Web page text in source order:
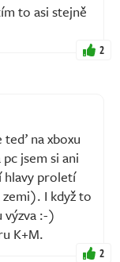
to asi stejně
2
teď na xboxu
jsem si ani
hlavy proletí
I když to
výzva :-)
K+M.
2